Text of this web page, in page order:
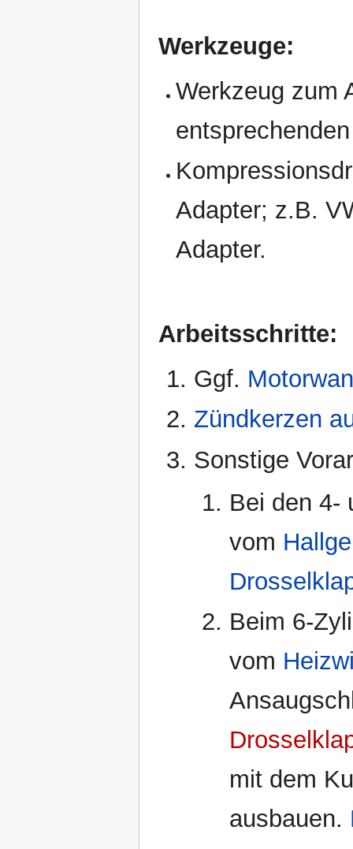
Werkzeuge:
Werkzeug zum
Adapter; z.B.
Adapter.
Arbeitsschritte:
Ggf.
Zündkerzen
Sonstige
Bei den 4-
vom
Beim 6-
vom
mit dem
ausbauen.